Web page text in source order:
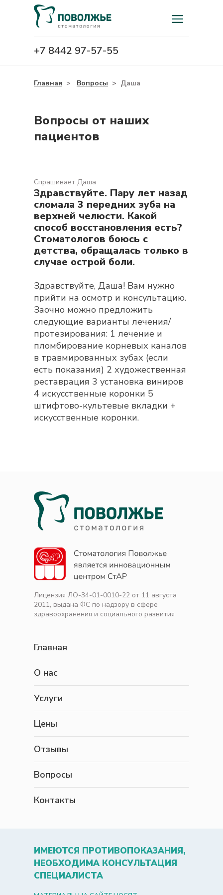
+7 8442 97-57-55
Главная > Вопросы > Даша
Вопросы от наших
пациентов
Спрашивает Даша
Здравствуйте. Пару лет назад
сломала 3 передних зуба на
верхней челюсти. Какой
способ восстановления есть?
Стоматологов боюсь с
детства, обращалась только в
случае острой боли.
Здравствуйте, Даша! Вам нужно
прийти на осмотр и консультацию.
Заочно можно предложить
следующие варианты лечения/
протезирования: 1 лечение и
пломбирование корневых каналов
в травмированных зубах (если
есть показания) 2 художественная
реставрация 3 установка виниров
4 искусственные коронки 5
штифтово-культевые вкладки +
искусственные коронки.
Лицензия ЛО-34-01-0010-22 от 11 августа
2011, выдана ФС по надзору в сфере
здравоохранения и социального развития
Главная
О нас
Услуги
Цены
Отзывы
Вопросы
Контакты
ИМЕЮТСЯ ПРОТИВОПОКАЗАНИЯ,
НЕОБХОДИМА КОНСУЛЬТАЦИЯ
СПЕЦИАЛИСТА